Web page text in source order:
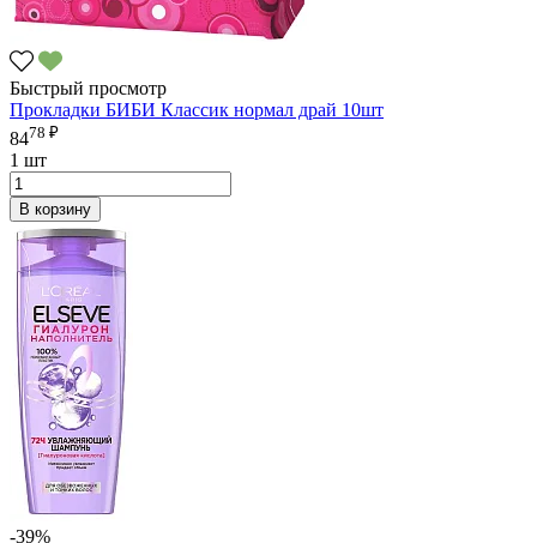
Быстрый просмотр
Прокладки БИБИ Классик нормал драй 10шт
8478 ₽
1 шт
В корзину
-39%